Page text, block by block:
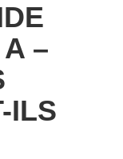
–
ILS